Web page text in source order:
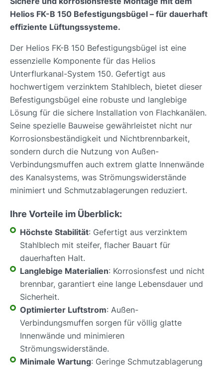
Helios FK-B 150 Befestigungsbügel – für dauerhaft
effiziente Lüftungssysteme.
Der Helios FK-B 150 Befestigungsbügel ist eine
essenzielle Komponente für das Helios
Unterflurkanal-System 150. Gefertigt aus
hochwertigem verzinktem Stahlblech, bietet dieser
Befestigungsbügel eine robuste und langlebige
Lösung für die sichere Installation von Flachkanälen.
Seine spezielle Bauweise gewährleistet nicht nur
Korrosionsbeständigkeit und Nichtbrennbarkeit,
sondern durch die Nutzung von Außen-
Verbindungsmuffen auch extrem glatte Innenwände
des Kanalsystems, was Strömungswiderstände
minimiert und Schmutzablagerungen reduziert.
Ihre Vorteile im Überblick:
Höchste Stabilität: Gefertigt aus verzinktem
Stahlblech mit steifer, flacher Bauart für
dauerhaften Halt.
Langlebige Materialien: Korrosionsfest und nicht
brennbar, garantiert eine lange Lebensdauer und
Sicherheit.
Optimierter Luftstrom: Außen-
Verbindungsmuffen sorgen für völlig glatte
Innenwände und minimieren
Strömungswiderstände.
Minimale Wartung: Geringe Schmutzablagerung